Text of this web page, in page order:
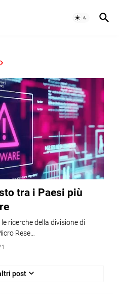
tra i Paesi più
ricerche della divisione di
Rese…
post